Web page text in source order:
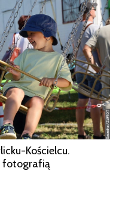
Kościelcu.
fotografią